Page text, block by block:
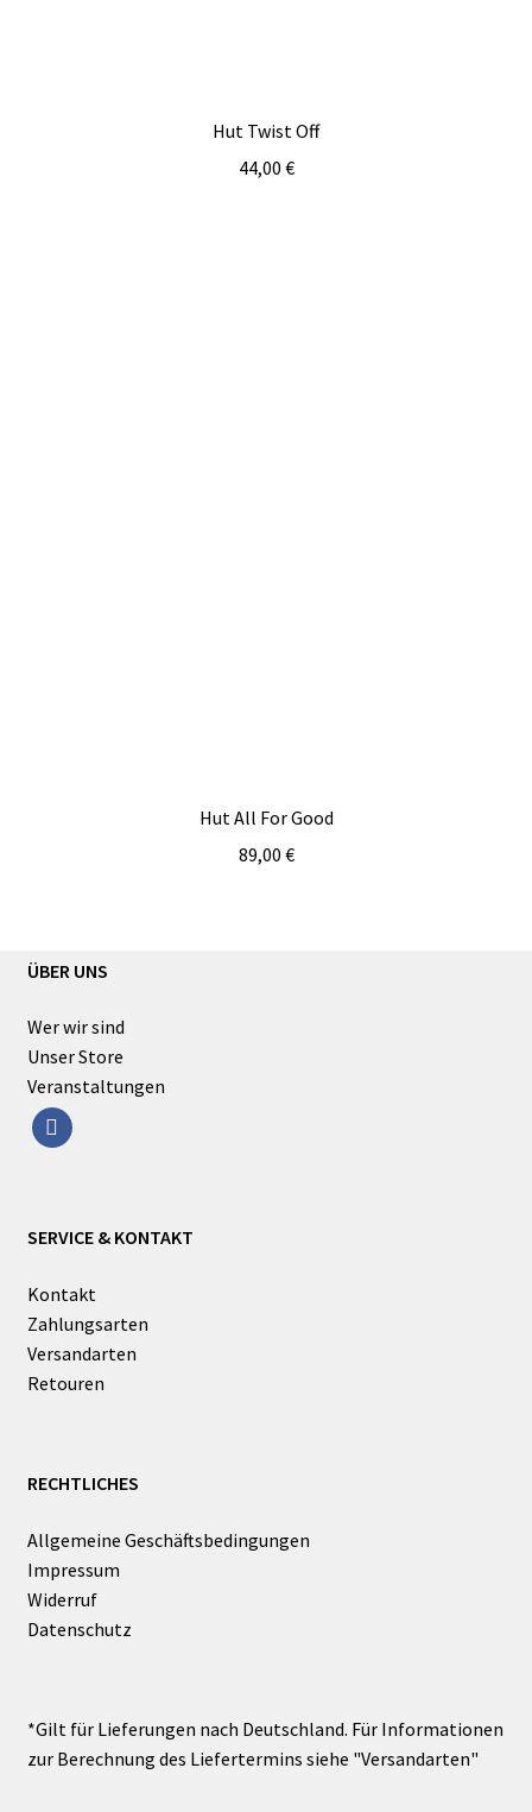
Hut Twist Off
44,00 €
Hut All For Good
89,00 €
ÜBER UNS
Wer wir sind
Unser Store
Veranstaltungen
facebook
SERVICE & KONTAKT
Kontakt
Zahlungsarten
Versandarten
Retouren
RECHTLICHES
Allgemeine Geschäftsbedingungen
Impressum
Widerruf
Datenschutz